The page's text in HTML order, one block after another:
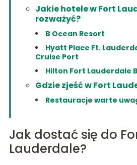
Jakie hotele w Fort
rozważyć?
B Ocean Resort
Hyatt Place Ft.
Cruise Port
Hilton Fort Lauderdale
Gdzie zjeść w Fort
Restauracje warte
Jak dostać się do
Lauderdale?